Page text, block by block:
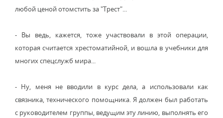
любой ценой отомстить за "Трест"...
- Вы ведь, кажется, тоже участвовали в этой операции,
которая считается хрестоматийной, и вошла в учебники для
многих спецслужб мира...
- Ну, меня не вводили в курс дела, а использовали как
связника, технического помощника. Я должен был работать
с руководителем группы, ведущим эту линию, выполнять его